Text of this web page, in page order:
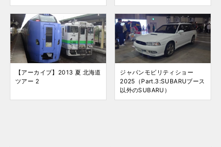
【アーカイブ】2013 夏 北海道
ツアー 2
ジャパンモビリティショー
2025（Part.3:SUBARUブース
以外のSUBARU）